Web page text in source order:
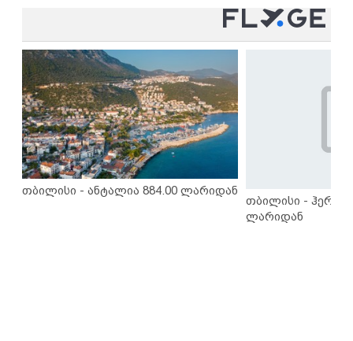
თბილისი - ანტალია 884.00 ლარიდან
თბილისი -
ლარიდან